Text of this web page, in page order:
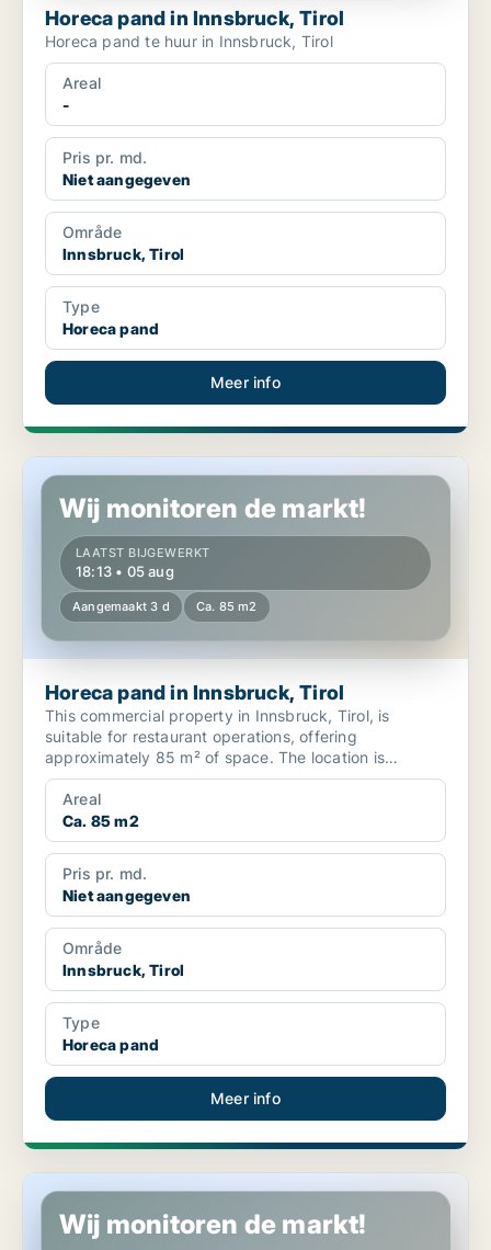
Horeca pand in Innsbruck, Tirol
Horeca pand te huur in Innsbruck, Tirol
Areal
-
Pris pr. md.
Niet aangegeven
Område
Innsbruck, Tirol
Type
Horeca pand
Meer info
Horeca pand in Innsbruck, Tirol
Wij monitoren de markt!
LAATST BIJGEWERKT
18:13 • 05 aug
Aangemaakt 3 d Ca. 85 m2
Horeca pand in Innsbruck, Tirol
This commercial property in Innsbruck, Tirol, is
suitable for restaurant operations, offering
approximately 85 m² of space. The location is
characterized by ...
Areal
Ca. 85 m2
Pris pr. md.
Niet aangegeven
Område
Innsbruck, Tirol
Type
Horeca pand
Meer info
Horeca pand in Leutasch, Tirol
Wij monitoren de markt!